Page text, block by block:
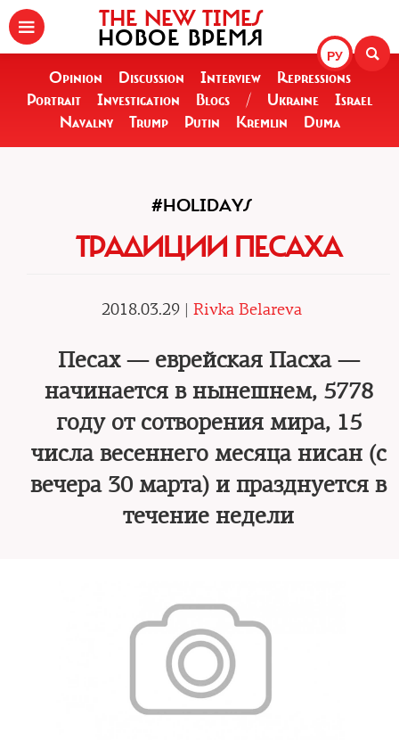
РУ
THE NEW TIMES
НОВОЕ ВРЕМЯ
Opinion Discussion Interview
Repressions
Portrait
Investigation Blogs / Ukraine
Israel
Navalny
Trump Putin Kremlin Duma
#HOLIDAYS
ТРАДИЦИИ ПЕСАХА
2018.03.29 | Rivka Belareva
Песах — еврейская Пасха —
начинается в нынешнем, 5778
году от сотворения мира, 15
числа весеннего месяца нисан (с
вечера 30 марта) и празднуется в
течение недели